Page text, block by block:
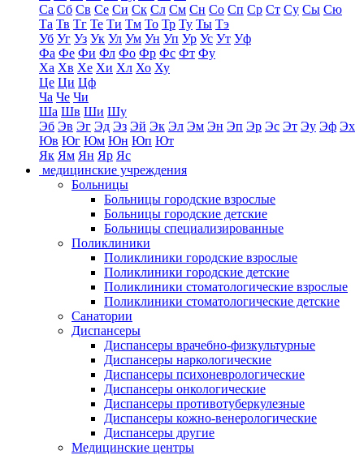
Са Сб Св Се Си Ск Сл См Сн Со Сп Ср Ст Су Сы Сю
Та Тв Тг Те Ти Тм То Тр Ту Ты Тэ
Уб Уг Уз Ук Ул Ум Ун Уп Ур Ус Ут Уф
Фа Фе Фи Фл Фо Фр Фс Фт Фу
Ха Хв Хе Хи Хл Хо Ху
Це Ци Цф
Ча Че Чи
Ша Шв Ши Шу
Эб Эв Эг Эд Эз Эй Эк Эл Эм Эн Эп Эр Эс Эт Эу Эф Эх
Юв Юг Юм Юн Юп Ют
Як Ям Ян Яр Яс
медицинские учреждения
Больницы
Больницы городские взрослые
Больницы городские детские
Больницы специализированные
Поликлиники
Поликлиники городские взрослые
Поликлиники городские детские
Поликлиники стоматологические взрослые
Поликлиники стоматологические детские
Санатории
Диспансеры
Диспансеры врачебно-физкультурные
Диспансеры наркологические
Диспансеры психоневрологические
Диспансеры онкологические
Диспансеры противотуберкулезные
Диспансеры кожно-венерологические
Диспансеры другие
Медицинские центры